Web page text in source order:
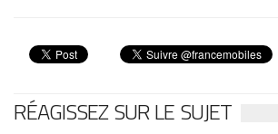
RÉAGISSEZ SUR LE SUJET